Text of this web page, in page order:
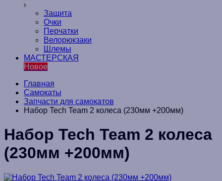
Защита
Очки
Перчатки
Велорюкзаки
Шлемы
МАСТЕРСКАЯ
Новое
Главная
Самокаты
Запчасти для самокатов
Набор Tech Team 2 колеса (230мм +200мм)
Набор Tech Team 2 колеса
(230мм +200мм)